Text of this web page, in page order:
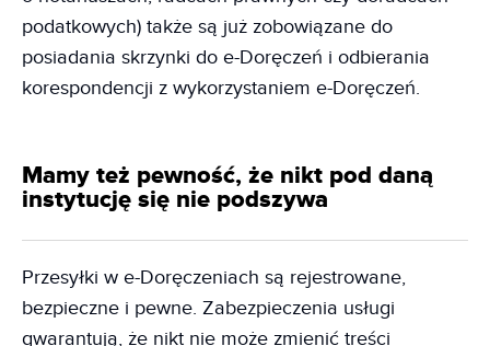
podatkowych) także są już zobowiązane do
posiadania skrzynki do e-Doręczeń i odbierania
korespondencji z wykorzystaniem e-Doręczeń.
Mamy też pewność, że nikt pod daną
instytucję się nie podszywa
Przesyłki w e-Doręczeniach są rejestrowane,
bezpieczne i pewne. Zabezpieczenia usługi
gwarantują, że nikt nie może zmienić treści